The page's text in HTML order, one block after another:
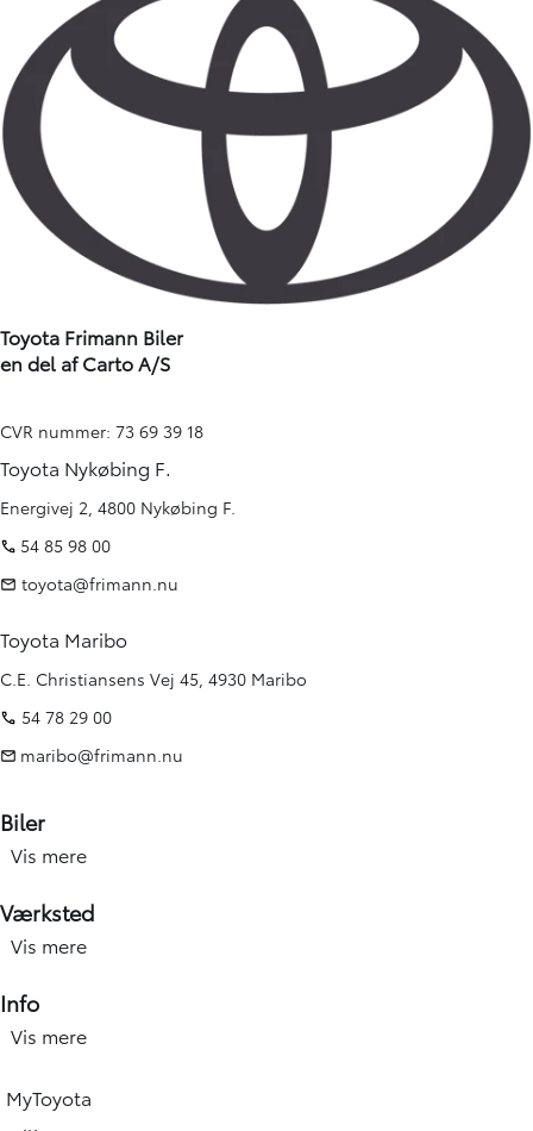
Toyota Frimann Biler
en del af Carto A/S
CVR nummer: 73 69 39 18
Toyota Nykøbing F.
Energivej 2, 4800 Nykøbing F.
54 85 98 00
toyota@frimann.nu
Toyota Maribo
C.E. Christiansens Vej 45, 4930 Maribo
54 78 29 00
maribo@frimann.nu
Biler
Nye biler
Kampagner
Erhverv
Book prøvetur
Beregn salgspris på din bil
Toyota Approved Used
Vis mere
Værksted
Værksted forside
Hjulskift & dæk
Skadecenter & smart Repair
Vis mere
Info
Åbningstid
Toyota Vejhjælp
Vis mere
MyToyota